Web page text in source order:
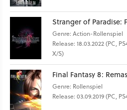
Stranger of Paradise:
Genre: Action-Rollenspiel
Release: 18.03.2022 (PC,
X/S)
Final Fantasy 8:
Genre: Rollenspiel
Release: 03.09.2019 (PC,